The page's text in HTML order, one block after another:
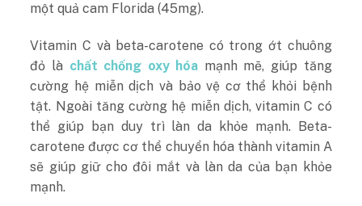
một quả cam Florida (45mg).
Vitamin C và beta-carotene có trong ớt chuông
đỏ là chất chống oxy hóa mạnh mẽ, giúp tăng
cường hệ miễn dịch và bảo vệ cơ thể khỏi bệnh
tật. Ngoài tăng cường hệ miễn dịch, vitamin C có
thể giúp bạn duy trì làn da khỏe mạnh. Beta-
carotene được cơ thể chuyển hóa thành vitamin A
sẽ giúp giữ cho đôi mắt và làn da của bạn khỏe
mạnh.